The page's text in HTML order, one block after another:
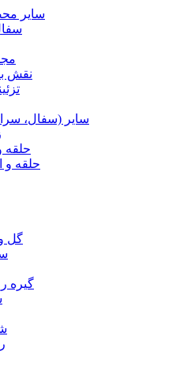
سایر
نقش
سایر (سفال،
حلقه
حلقه و
گل
گیره